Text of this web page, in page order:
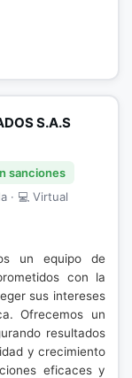
S.A.S
sanciones
· 💻 Virtual
un equipo de
con la
sus intereses
Ofrecemos un
resultados
y crecimiento
eficaces y